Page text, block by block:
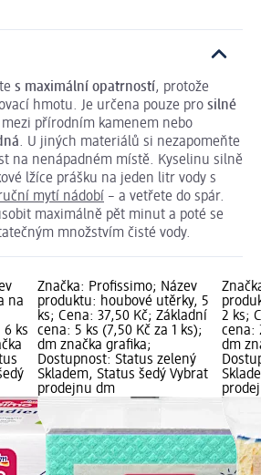
s maximální opatrností, protože
hmotu. Je určena pouze pro silné
přírodním kamenem nebo
. U jiných materiálů si nezapomeňte
na nenápadném místě. Kyselinu silně
lžíce prášku na jeden litr vody s
mytí nádobí – a vetřete do spár.
maximálně pět minut a poté se
množstvím čisté vody.
na
6 ks
Značka: Profissimo; Název
produktu: houbové utěrky, 5
ks; Cena: 37,50 Kč; Základní
cena: 5 ks (7,50 Kč za 1 ks);
dm značka grafika;
Dostupnost: Status zelený
Skladem, Status šedý Vybrat
prodejnu dm
2 ks;
cena:
dm